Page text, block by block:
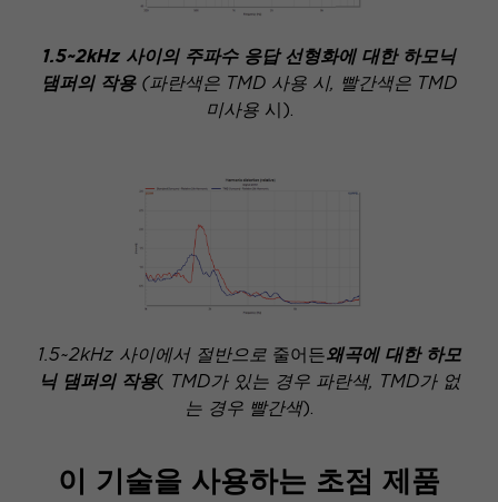
1.5~2kHz 사이의 주파수 응답 선형화에 대한 하모닉
댐퍼의 작용 (파란색은 TMD 사용 시, 빨간색은 TMD
미사용시).
1.5~2kHz 사이에서 절반으로줄어든왜곡에 대한 하모
닉 댐퍼의 작용( TMD가 있는 경우 파란색, TMD가 없
는 경우 빨간색).
이 기술을 사용하는 초점 제품